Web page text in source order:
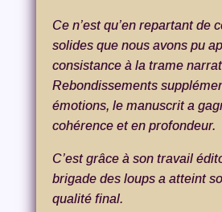
Ce n’est qu’en repartant de
solides que nous avons pu
consistance à la trame
Rebondissements
émotions, le manuscrit a
cohérence et en profondeur.
C’est grâce à son travail
brigade des loups a atteint
qualité final.